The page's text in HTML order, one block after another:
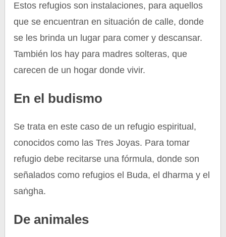
Estos refugios son instalaciones, para aquellos
que se encuentran en situación de calle, donde
se les brinda un lugar para comer y descansar.
También los hay para madres solteras, que
carecen de un hogar donde vivir.
En el budismo
Se trata en este caso de un refugio espiritual,
conocidos como las Tres Joyas. Para tomar
refugio debe recitarse una fórmula, donde son
señalados como refugios el Buda, el dharma y el
saṅgha.
De animales